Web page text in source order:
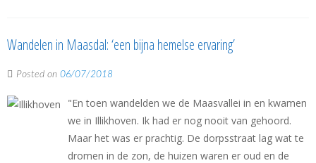
Wandelen in Maasdal: ‘een bijna hemelse ervaring’
Posted on 06/07/2018
"En toen wandelden we de Maasvallei in en kwamen
we in Illikhoven. Ik had er nog nooit van gehoord.
Maar het was er prachtig. De dorpsstraat lag wat te
dromen in de zon, de huizen waren er oud en de